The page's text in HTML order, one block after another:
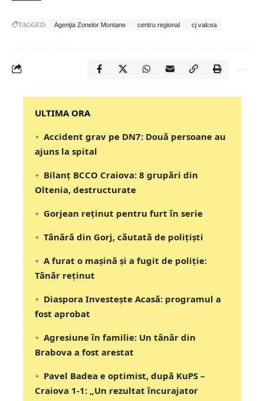
TAGGED: Agenţia Zonelor Montane centru regional cj valcea
‎‎‎‎‎‎‎ULTIMA ORA
Accident grav pe DN7: Două persoane au
ajuns la spital
Bilanț BCCO Craiova: 8 grupări din
Oltenia, destructurate
Gorjean reținut pentru furt în serie
Tânără din Gorj, căutată de polițiști
A furat o mașină și a fugit de poliție:
Tânăr reținut
Diaspora Investește Acasă: programul a
fost aprobat
Agresiune în familie: Un tânăr din
Brabova a fost arestat
Pavel Badea e optimist, după KuPS –
Craiova 1-1: „Un rezultat încurajator